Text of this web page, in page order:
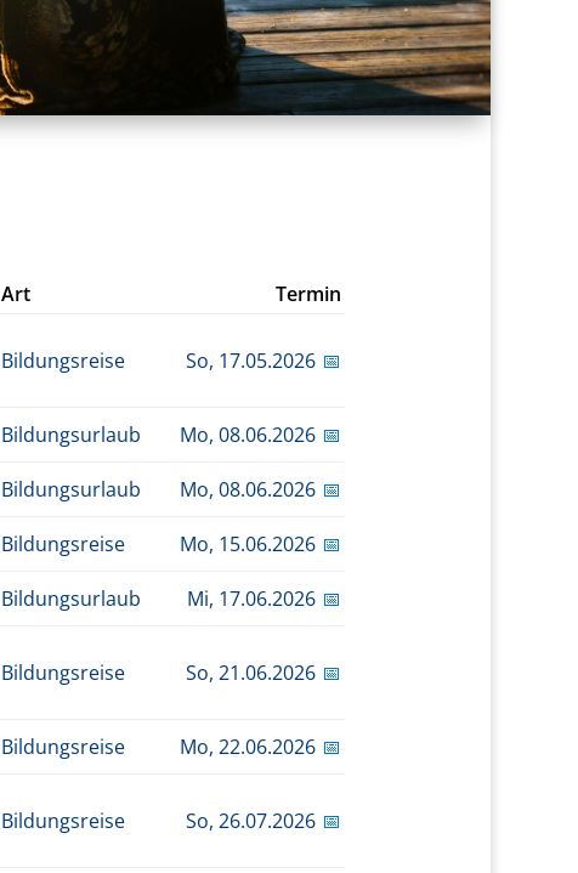
Art
Termin
Bildungsreise So, 17.05.2026 📅
Bildungsurlaub Mo, 08.06.2026 📅
Bildungsurlaub Mo, 08.06.2026 📅
Bildungsreise Mo, 15.06.2026 📅
Bildungsurlaub Mi, 17.06.2026 📅
Bildungsreise So, 21.06.2026 📅
Bildungsreise Mo, 22.06.2026 📅
Bildungsreise So, 26.07.2026 📅